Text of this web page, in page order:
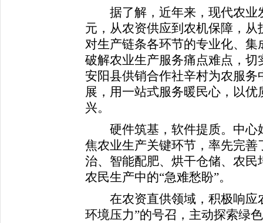
据了解，近年来，现代农业
元，从农资供应到农机保障，
对生产链条各环节的专业化、
破解农业生产服务痛点难点，切
安阳县供销合作社辛村为农服
展，用一站式服务暖民心，以
兴。
硬件筑基，软件提质。中心
焦农业生产关键环节，率先完
治、智能配肥、烘干仓储、农
农民生产中的“急难愁盼”。
在农资直供领域，积极响应
环境压力”的号召，主动探索绿